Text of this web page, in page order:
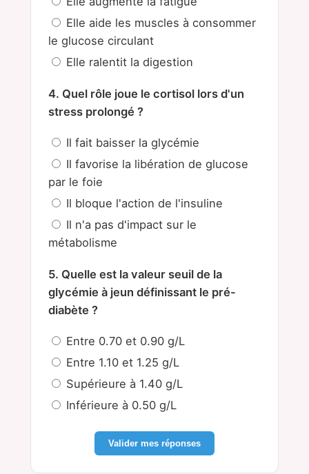
Elle aide les muscles à consommer
le glucose circulant
Elle ralentit la digestion
4. Quel rôle joue le cortisol lors d'un
stress prolongé ?
Il fait baisser la glycémie
Il favorise la libération de glucose
par le foie
Il bloque l'action de l'insuline
Il n'a pas d'impact sur le
métabolisme
5. Quelle est la valeur seuil de la
glycémie à jeun définissant le pré-
diabète ?
Entre 0.70 et 0.90 g/L
Entre 1.10 et 1.25 g/L
Supérieure à 1.40 g/L
Inférieure à 0.50 g/L
Valider mes réponses